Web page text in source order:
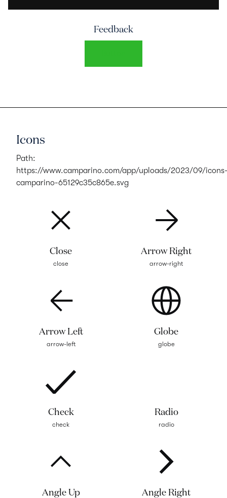
Feedback
Icons
Path:
https://www.camparino.com/app/uploads/2023/09/
camparino-65129c35c865e.svg
Close
close
Arrow Right
arrow-right
Arrow Left
arrow-left
Globe
globe
Check
check
Radio
radio
Angle Up Angle Right